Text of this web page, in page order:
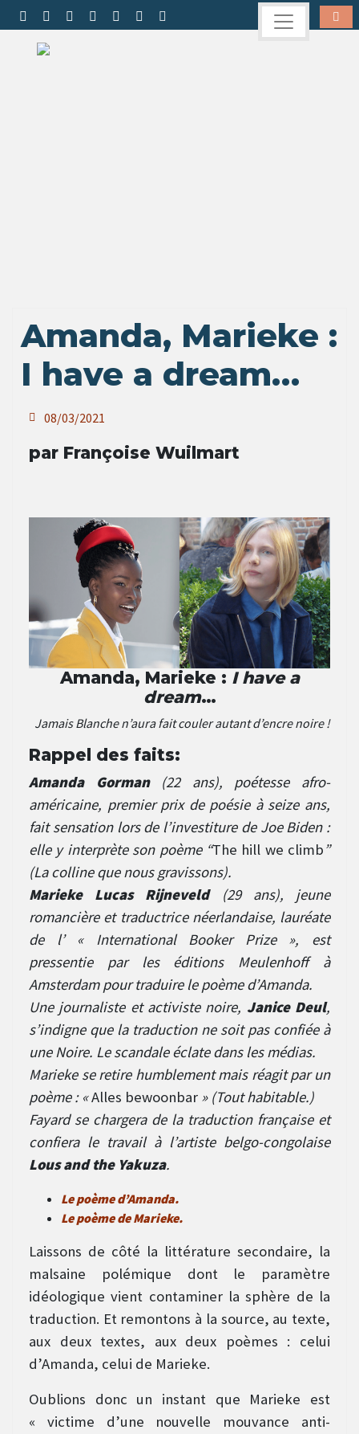
Amanda, Marieke :
I have a dream…
08/03/2021
par Françoise Wuilmart
Amanda, Marieke : I have a
dream…
Jamais Blanche n’aura fait couler autant d’encre noire !
Rappel des faits:
Amanda Gorman(22 ans), poétesse afro-
américaine, premier prix de poésie à seize ans,
fait sensation lors de l’investiture de Joe Biden :
elle y interprète son poème “The hill we climb”
(La colline que nous gravissons).
Marieke Lucas Rijneveld(29 ans), jeune
romancière et traductrice néerlandaise, lauréate
de l’ « International Booker Prize », est
pressentie par les éditions Meulenhoff à
Amsterdam pour traduire le poème d’Amanda.
Une journaliste et activiste noire, Janice Deul,
s’indigne que la traduction ne soit pas confiée à
une Noire. Le scandale éclate dans les médias.
Marieke se retire humblement mais réagit par un
poème : «Alles bewoonbar » (Tout habitable.)
Fayard se chargera de la traduction française et
confiera le travail à l’artiste belgo-congolaise
Lous and the Yakuza.
Le poème d’Amanda.
Le poème de Marieke.
Laissons de côté la littérature secondaire, la
malsaine polémique dont le paramètre
idéologique vient contaminer la sphère de la
traduction. Et remontons à la source, au texte,
aux deux textes, aux deux poèmes : celui
d’Amanda, celui de Marieke.
Oublions donc un instant que Marieke est
« victime d’une nouvelle mouvance anti-